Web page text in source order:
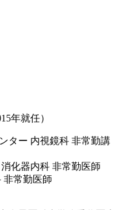
年就任）
ター 内視鏡科 非常勤講
化器内科 非常勤医師
常勤医師